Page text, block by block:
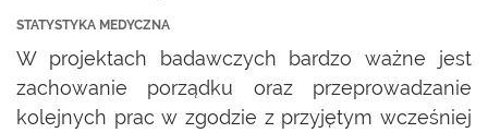
STATYSTYKA MEDYCZNA
W projektach badawczych bardzo ważne jest
zachowanie porządku oraz przeprowadzanie
kolejnych prac w zgodzie z przyjętym wcześniej